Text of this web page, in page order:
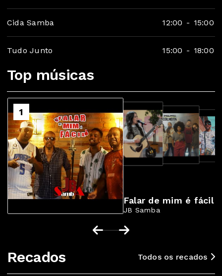
Cida Samba 12:00 - 15:00
Tudo Junto 15:00 - 18:00
Top músicas
1
Falar de mim é fácil
JB Samba
3
Recados Todos os recados